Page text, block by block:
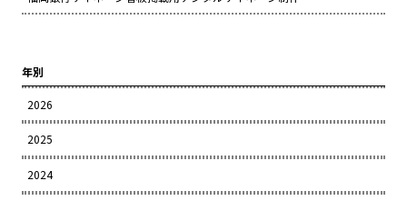
年別
2026
2025
2024